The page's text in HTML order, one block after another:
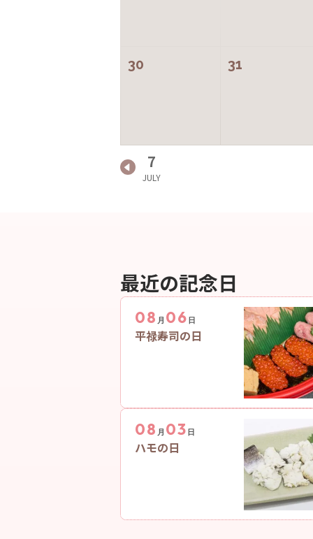
30 31
7
最近の記念日
08 月 06 日
平禄寿司の日
08 月 03 日
ハモの日